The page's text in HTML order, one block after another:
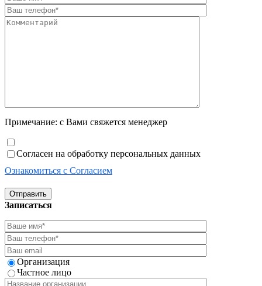
Примечание: с Вами свяжется менеджер
Согласен на обработку персональных данных
Ознакомиться с Согласием
Отправить
Записаться
Организация
Частное лицо